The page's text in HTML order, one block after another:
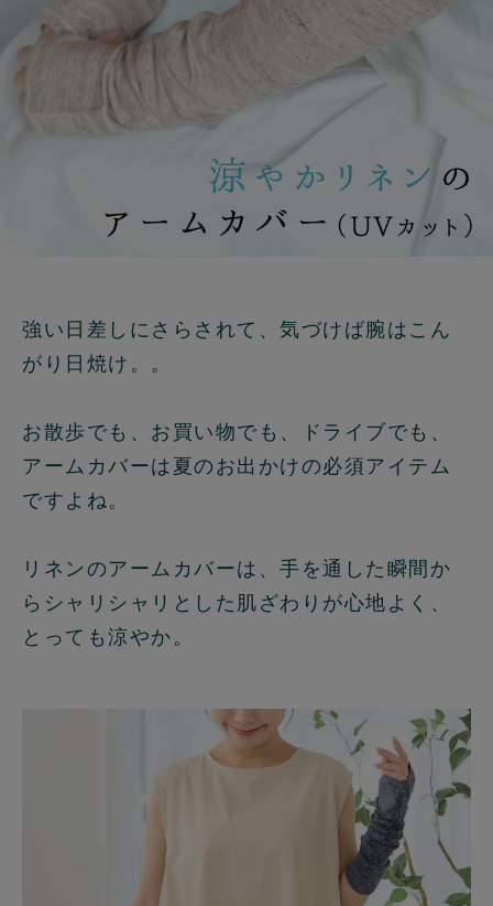
強い日差しにさらされて、気づけば腕はこん
がり日焼け。。
お散歩でも、お買い物でも、ドライブでも、
アームカバーは夏のお出かけの必須アイテム
ですよね。
リネンのアームカバーは、手を通した瞬間か
らシャリシャリとした肌ざわりが心地よく、
とっても涼やか。